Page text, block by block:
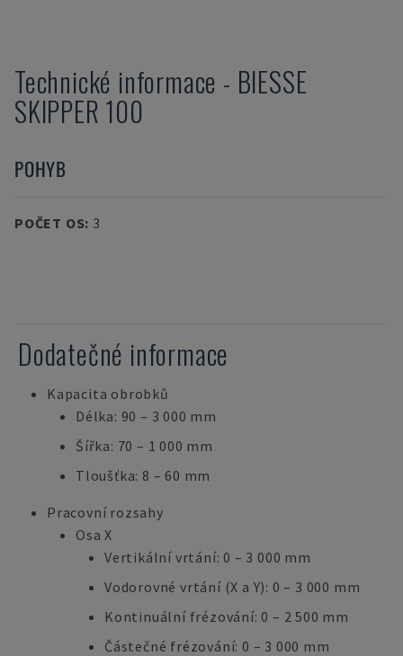
Technické informace - BIESSE
SKIPPER 100
POHYB
POČET OS: 3
Dodatečné informace
Kapacita obrobků
Délka: 90 – 3 000 mm
Šířka: 70 – 1 000 mm
Tloušťka: 8 – 60 mm
Pracovní rozsahy
Osa X
Vertikální vrtání: 0 – 3 000 mm
Vodorovné vrtání (X a Y): 0 – 3 000 mm
Kontinuální frézování: 0 – 2 500 mm
Částečné frézování: 0 – 3 000 mm